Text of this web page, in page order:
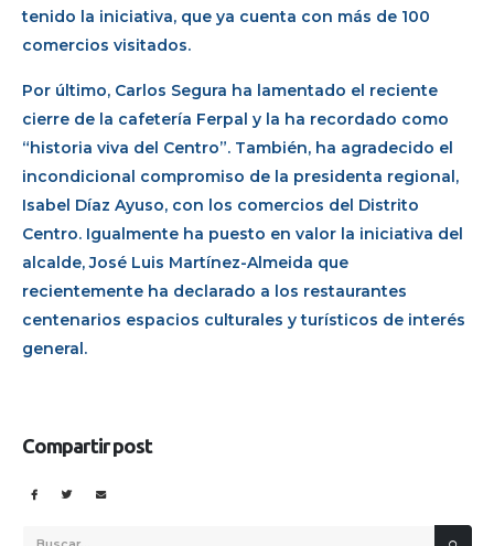
tenido la iniciativa, que ya cuenta con más de 100
comercios visitados.
Por último, Carlos Segura ha lamentado el reciente
cierre de la cafetería Ferpal y la ha recordado como
“historia viva del Centro”. También, ha agradecido el
incondicional compromiso de la presidenta regional,
Isabel Díaz Ayuso, con los comercios del Distrito
Centro. Igualmente ha puesto en valor la iniciativa del
alcalde, José Luis Martínez-Almeida que
recientemente ha declarado a los restaurantes
centenarios espacios culturales y turísticos de interés
general.
Compartir post